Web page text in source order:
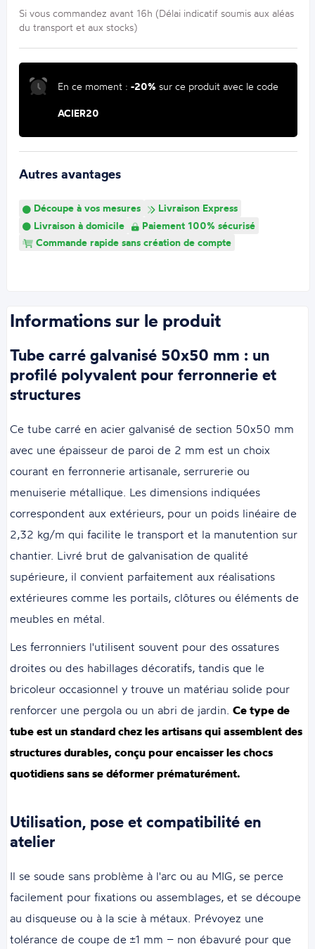
Si vous commandez avant 16h (Délai indicatif soumis aux aléas
du transport et aux stocks)
En ce moment :-20% sur ce produit avec le code
ACIER20
Autres avantages
Découpe à vos mesures
Livraison Express
Livraison à domicile
Paiement 100% sécurisé
Commande rapide sans création de compte
Informations sur le produit
Tube carré galvanisé 50x50 mm : un
profilé polyvalent pour ferronnerie et
structures
Ce tube carré en acier galvanisé de section 50x50 mm
avec une épaisseur de paroi de 2 mm est un choix
courant en ferronnerie artisanale, serrurerie ou
menuiserie métallique. Les dimensions indiquées
correspondent aux extérieurs, pour un poids linéaire de
2,32 kg/m qui facilite le transport et la manutention sur
chantier. Livré brut de galvanisation de qualité
supérieure, il convient parfaitement aux réalisations
extérieures comme les portails, clôtures ou éléments de
meubles en métal.
Les ferronniers l'utilisent souvent pour des ossatures
droites ou des habillages décoratifs, tandis que le
bricoleur occasionnel y trouve un matériau solide pour
renforcer une pergola ou un abri de jardin.Ce type de
tube est un standard chez les artisans qui assemblent des
structures durables, conçu pour encaisser les chocs
quotidiens sans se déformer prématurément.
Utilisation, pose et compatibilité en
atelier
Il se soude sans problème à l'arc ou au MIG, se perce
facilement pour fixations ou assemblages, et se découpe
au disqueuse ou à la scie à métaux. Prévoyez une
tolérance de coupe de ±1 mm – non ébavuré pour que